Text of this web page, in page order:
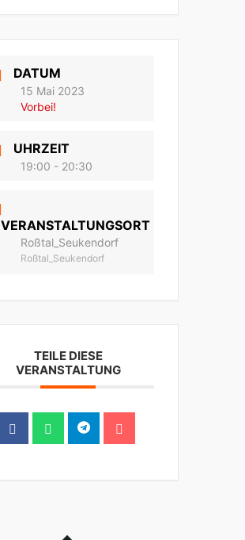
DATUM
15 Mai 2023
Vorbei!
UHRZEIT
19:00 - 20:30
VERANSTALTUNGSORT
Roßtal_Seukendorf
Roßtal_Seukendorf
TEILE DIESE
VERANSTALTUNG